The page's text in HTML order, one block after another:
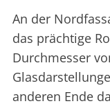
An der
das prächtige
Durchmesser
anderen Ende